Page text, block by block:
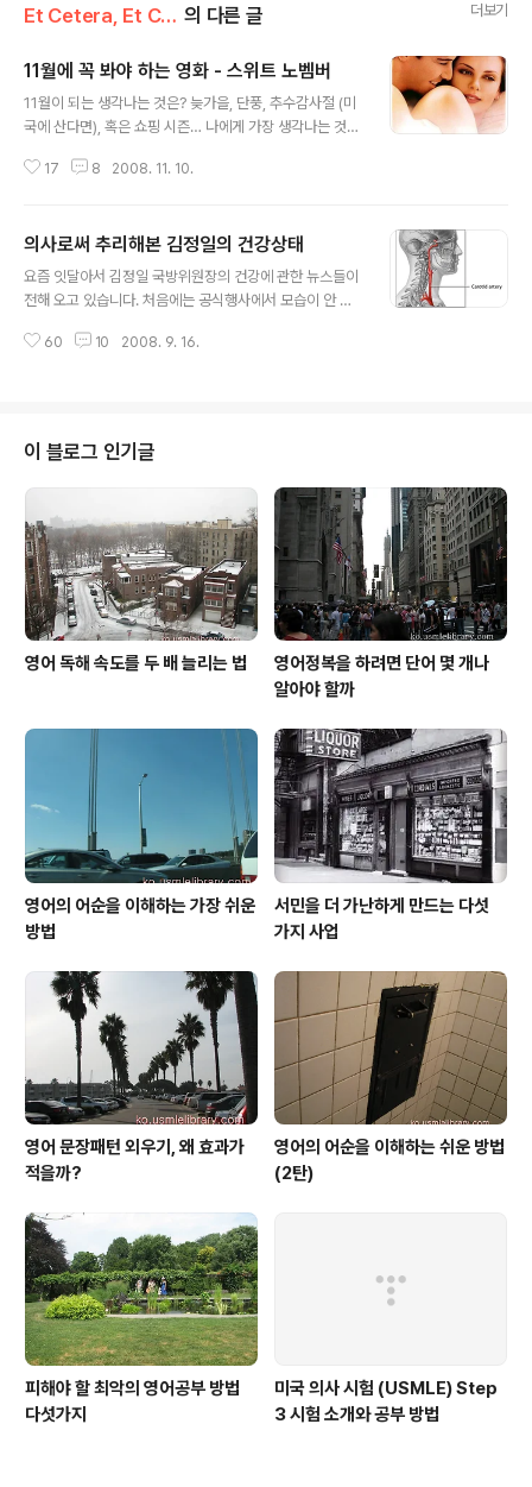
Et Cetera, Et Cetera, Et Cetera 의 다른 글 더보기
11월에 꼭 봐야 하는 영화 - 스위트 노벰버
11월이 되는 생각나는 것은? 늦가을, 단풍, 추수감사절 (미
국에 산다면), 혹은 쇼핑 시즌… 나에게 가장 생각나는 것은
을 결심하고 영어를 완전 정복하고자 하는 열망에 불타있
율적인 공부방법임에 확실했지만 덕분에 개봉영화를 매주
몇 개씩 보러 다녔다. 그때는 왜 그렇게 영화가 다 재미있는
지 영화가 시작하기 전에 나오는 각 영화사의 로고를 보기
금요일 늦은 저녁이었고 극장은 젊은이들로 꽉 차 있었다.
17 8 2008. 11. 10.
의사로써 추리해본 김정일의 건강상태
요즘 잇달아서 김정일 국방위원장의 건강에 관한 뉴스들이
전해 오고 있습니다. 처음에는 공식행사에서 모습이 안 보
위원장이 뇌졸중(중풍)에 걸렸음을 확인해주는 구체적인
상태가 어떠한지 의사로서 짐작이 가는 것이 있어서 이야
기를 해보려고 합니다. 의사는 추리가 직업 제가 전에 우리
나라 최초의 우주인으로 기록된 이소연씨의 건강상태에 관
하여 추리해본 글을 썼던 적이 있습니다. 제 의도대로 그냥
재미로 읽어주신 분도 있었지만 댓글을 통해 의사가 추리
는 무슨 추리냐며 나무란 분도 있었습니다. 그런데..
60 10 2008. 9. 16.
이 블로그 인기글
영어 독해 속도를 두 배 늘리는 법
영어정복을 하려면 단어 몇 개나
알아야 할까
영어의 어순을 이해하는 가장 쉬운
방법
서민을 더 가난하게 만드는 다섯
가지 사업
영어 문장패턴 외우기, 왜 효과가
적을까?
영어의 어순을 이해하는 쉬운 방법
(2탄)
피해야 할 최악의 영어공부 방법
다섯가지
미국 의사 시험 (USMLE) Step
3 시험 소개와 공부 방법